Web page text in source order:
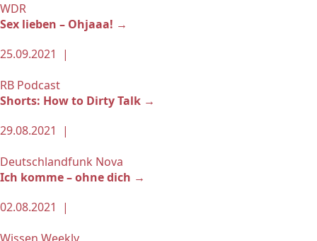
WDR
Sex lieben – Ohjaaa! →
25.09.2021 |
RB Podcast
Shorts: How to Dirty Talk →
29.08.2021 |
Deutschlandfunk Nova
Ich komme – ohne dich →
02.08.2021 |